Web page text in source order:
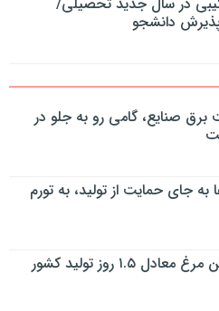
دانشجو
صنایع، گامی رو به جلو در
به جای حمایت از تولید، به تورم
صادرات ۱۰ هزار تن مرغ معادل ۱.۵ روز تولید کشور